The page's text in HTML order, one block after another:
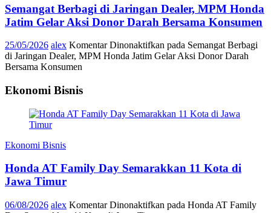
Semangat Berbagi di Jaringan Dealer, MPM Honda
Jatim Gelar Aksi Donor Darah Bersama Konsumen
25/05/2026 alex Komentar Dinonaktifkan pada Semangat Berbagi
di Jaringan Dealer, MPM Honda Jatim Gelar Aksi Donor Darah
Bersama Konsumen
Ekonomi Bisnis
Ekonomi Bisnis
Honda AT Family Day Semarakkan 11 Kota di
Jawa Timur
06/08/2026 alex Komentar Dinonaktifkan pada Honda AT Family